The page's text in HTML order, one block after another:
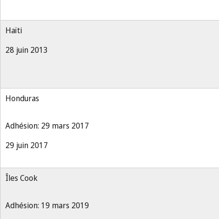
Haïti
28 juin 2013
Honduras
Adhésion: 29 mars 2017
29 juin 2017
Îles Cook
Adhésion: 19 mars 2019